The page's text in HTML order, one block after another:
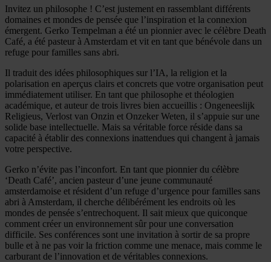
Invitez un philosophe ! C’est justement en rassemblant différents
domaines et mondes de pensée que l’inspiration et la connexion
émergent. Gerko Tempelman a été un pionnier avec le célèbre Death
Café, a été pasteur à Amsterdam et vit en tant que bénévole dans un
refuge pour familles sans abri.
Il traduit des idées philosophiques sur l’IA, la religion et la
polarisation en aperçus clairs et concrets que votre organisation peut
immédiatement utiliser. En tant que philosophe et théologien
académique, et auteur de trois livres bien accueillis : Ongeneeslijk
Religieus, Verlost van Onzin et Onzeker Weten, il s’appuie sur une
solide base intellectuelle. Mais sa véritable force réside dans sa
capacité à établir des connexions inattendues qui changent à jamais
votre perspective.
Gerko n’évite pas l’inconfort. En tant que pionnier du célèbre
‘Death Café’, ancien pasteur d’une jeune communauté
amsterdamoise et résident d’un refuge d’urgence pour familles sans
abri à Amsterdam, il cherche délibérément les endroits où les
mondes de pensée s’entrechoquent. Il sait mieux que quiconque
comment créer un environnement sûr pour une conversation
difficile. Ses conférences sont une invitation à sortir de sa propre
bulle et à ne pas voir la friction comme une menace, mais comme le
carburant de l’innovation et de véritables connexions.